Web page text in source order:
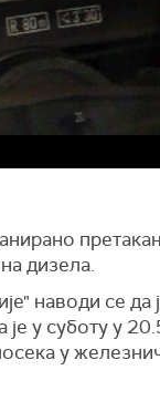
дизела.
наводи се да
у суботу у
у